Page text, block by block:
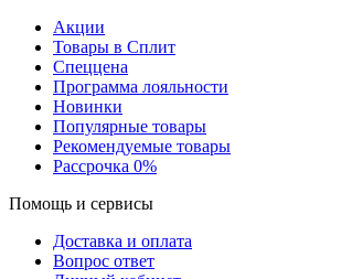
Акции
Товары в Сплит
Спеццена
Программа лояльности
Новинки
Популярные товары
Рекомендуемые товары
Рассрочка 0%
Помощь и сервисы
Доставка и оплата
Вопрос ответ